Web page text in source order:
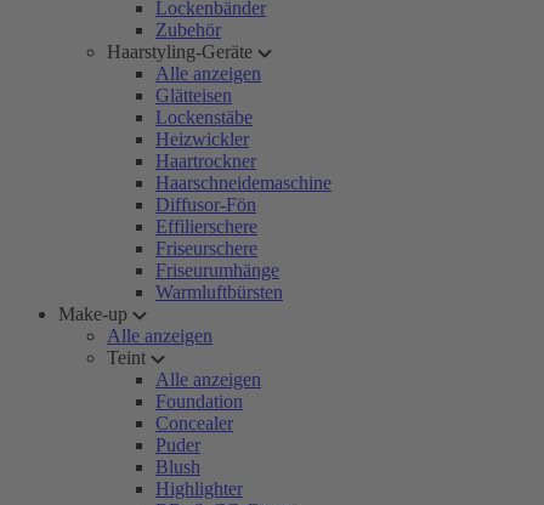
Lockenbänder
Zubehör
Haarstyling-Geräte
Alle anzeigen
Glätteisen
Lockenstäbe
Heizwickler
Haartrockner
Haarschneidemaschine
Diffusor-Fön
Effilierschere
Friseurschere
Friseurumhänge
Warmluftbürsten
Make-up
Alle anzeigen
Teint
Alle anzeigen
Foundation
Concealer
Puder
Blush
Highlighter